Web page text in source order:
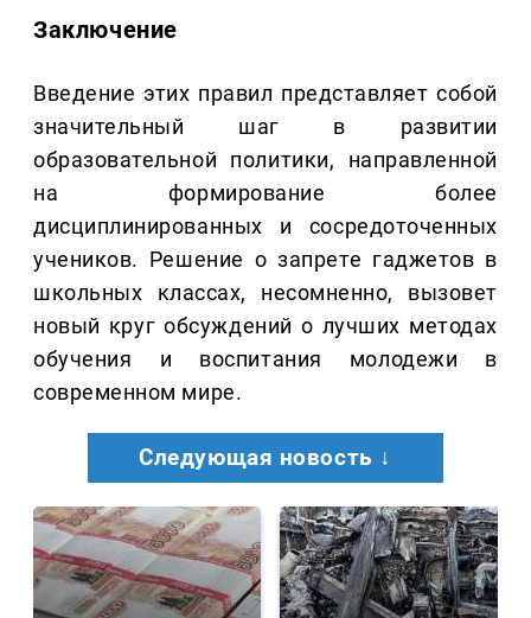
Заключение
Введение этих правил представляет собой
значительный шаг в развитии
образовательной политики, направленной
на формирование более
дисциплинированных и сосредоточенных
учеников. Решение о запрете гаджетов в
школьных классах, несомненно, вызовет
новый круг обсуждений о лучших методах
обучения и воспитания молодежи в
современном мире.
Следующая новость ↓